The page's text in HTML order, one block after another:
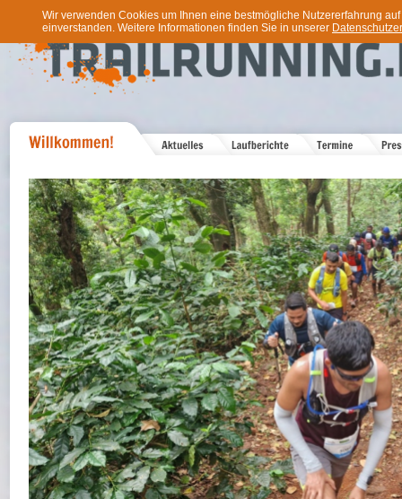
Wir verwenden Cookies um Ihnen eine bestmögliche Nutzererfahrung
einverstanden. Weitere Informationen finden Sie in unserer